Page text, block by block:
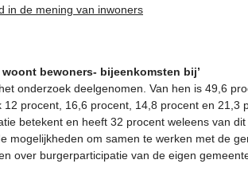
in de mening van inwoners
woont bewoners- bijeenkomsten bij’
onderzoek deelgenomen. Van hen is 49,6
procent, 16,6 procent, 14,8 procent en
betekent en heeft 32 procent weleens van
mogelijkheden om samen te werken met de
over burgerparticipatie van de eigen